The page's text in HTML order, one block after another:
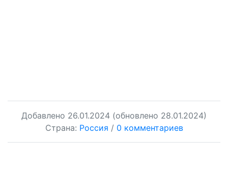
Добавлено 26.01.2024 (обновлено 28.01.2024)
Страна: Россия / 0 комментариев